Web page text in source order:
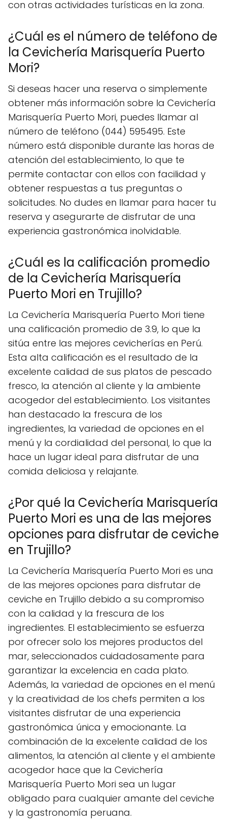
con otras actividades turísticas en la zona.
¿Cuál es el número de teléfono de
la Cevichería Marisquería Puerto
Mori?
Si deseas hacer una reserva o simplemente
obtener más información sobre la Cevichería
Marisquería Puerto Mori, puedes llamar al
número de teléfono (044) 595495. Este
número está disponible durante las horas de
atención del establecimiento, lo que te
permite contactar con ellos con facilidad y
obtener respuestas a tus preguntas o
solicitudes. No dudes en llamar para hacer tu
reserva y asegurarte de disfrutar de una
experiencia gastronómica inolvidable.
¿Cuál es la calificación promedio
de la Cevichería Marisquería
Puerto Mori en Trujillo?
La Cevichería Marisquería Puerto Mori tiene
una calificación promedio de 3.9, lo que la
sitúa entre las mejores cevicherías en Perú.
Esta alta calificación es el resultado de la
excelente calidad de sus platos de pescado
fresco, la atención al cliente y la ambiente
acogedor del establecimiento. Los visitantes
han destacado la frescura de los
ingredientes, la variedad de opciones en el
menú y la cordialidad del personal, lo que la
hace un lugar ideal para disfrutar de una
comida deliciosa y relajante.
¿Por qué la Cevichería Marisquería
Puerto Mori es una de las mejores
opciones para disfrutar de ceviche
en Trujillo?
La Cevichería Marisquería Puerto Mori es una
de las mejores opciones para disfrutar de
ceviche en Trujillo debido a su compromiso
con la calidad y la frescura de los
ingredientes. El establecimiento se esfuerza
por ofrecer solo los mejores productos del
mar, seleccionados cuidadosamente para
garantizar la excelencia en cada plato.
Además, la variedad de opciones en el menú
y la creatividad de los chefs permiten a los
visitantes disfrutar de una experiencia
gastronómica única y emocionante. La
combinación de la excelente calidad de los
alimentos, la atención al cliente y el ambiente
acogedor hace que la Cevichería
Marisquería Puerto Mori sea un lugar
obligado para cualquier amante del ceviche
y la gastronomía peruana.